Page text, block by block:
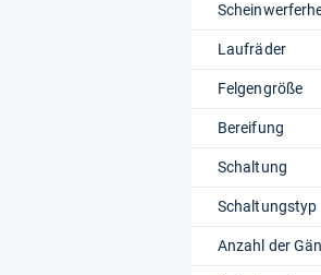
Laufräder
Felgengröße
Bereifung
Schaltung
Schaltungstyp
Anzahl der